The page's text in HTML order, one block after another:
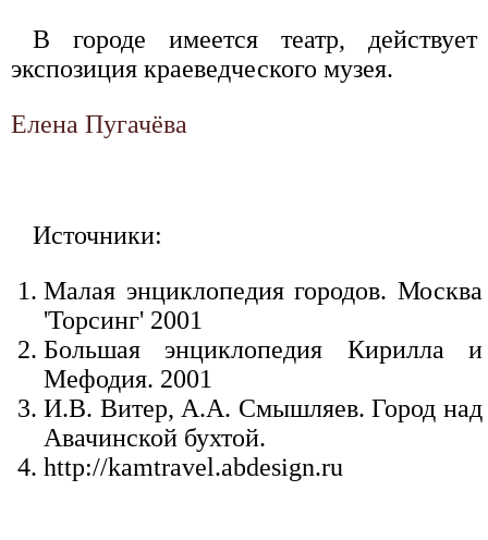
В городе имеется театр, действует
экспозиция краеведческого музея.
Елена Пугачёва
Источники:
Малая энциклопедия городов. Москва
'Торсинг' 2001
Большая энциклопедия Кирилла и
Мефодия. 2001
И.В. Витер, А.А. Смышляев. Город над
Авачинской бухтой.
http://kamtravel.abdesign.ru